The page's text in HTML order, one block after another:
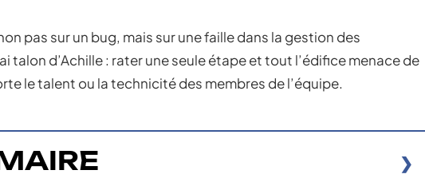
pas sur un bug, mais sur une faille dans la gestion des
talon d’Achille : rater une seule étape et tout l’édifice menace de
le talent ou la technicité des membres de l’équipe.